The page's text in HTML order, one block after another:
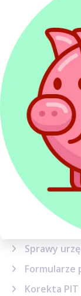
PIT -
Ulgi i
Etat,
ZUS i
Emerytury i
Dochody z
Najem
Kredyty w
Dochody
Sytuacje
Terminy,
Sprawy
Formularze
Korekta PIT